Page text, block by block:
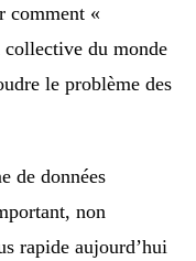
comment «
collective du monde
le problème des
de données
non
rapide aujourd’hui